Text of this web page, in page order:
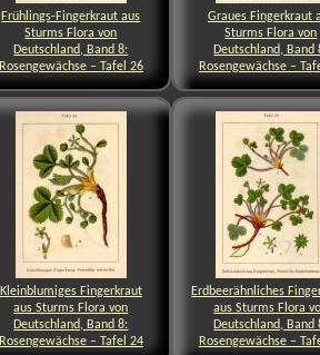
Frühlings-Fingerkraut aus
Sturms Flora von
Deutschland, Band 8:
Rosengewächse – Tafel 26
Graues Fingerkraut
Sturms Flora von
Deutschland, Band
Rosengewächse –
Kleinblumiges Fingerkraut
aus Sturms Flora von
Deutschland, Band 8:
Rosengewächse – Tafel 24
Erdbeerähnliches
aus Sturms Flora
Deutschland, Band
Rosengewächse –